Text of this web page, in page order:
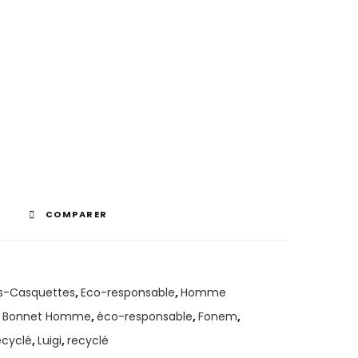
COMPARER
Casquettes,Eco-responsable,Homme
Bonnet Homme,éco-responsable,Fonem,
,Luigi,recyclé